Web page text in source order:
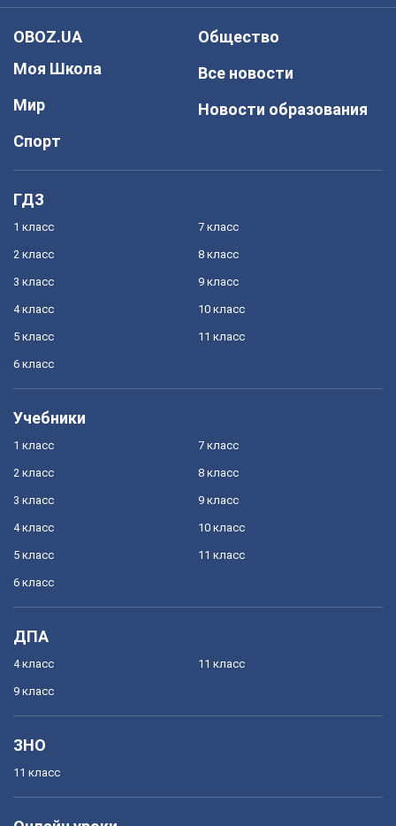
OBOZ.UA
Моя Школа
Мир
Спорт
Общество
Все новости
Новости образования
ГДЗ
1 класс
2 класс
3 класс
4 класс
5 класс
6 класс
7 класс
8 класс
9 класс
10 класс
11 класс
Учебники
1 класс
2 класс
3 класс
4 класс
5 класс
6 класс
7 класс
8 класс
9 класс
10 класс
11 класс
ДПА
4 класс
9 класс
11 класс
ЗНО
11 класс